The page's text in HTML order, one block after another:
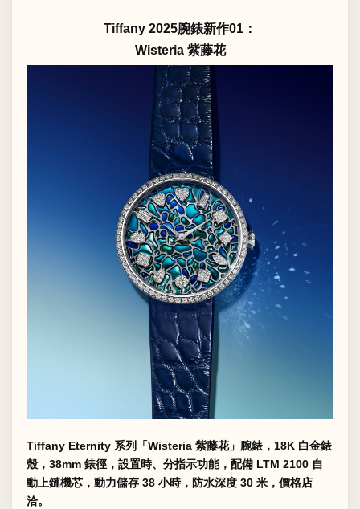
Tiffany 2025腕錶新作01：
Wisteria 紫藤花
Tiffany Eternity 系列「Wisteria 紫藤花」腕錶，18K 白金錶
殼，38mm 錶徑，設置時、分指示功能，配備 LTM 2100 自
動上鏈機芯，動力儲存 38 小時，防水深度 30 米，價格店
洽。